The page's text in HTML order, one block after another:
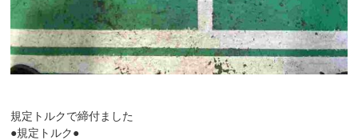
規定トルクで締付ました
●規定トルク●